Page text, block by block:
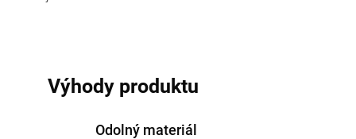
Výhody produktu
Odolný materiál